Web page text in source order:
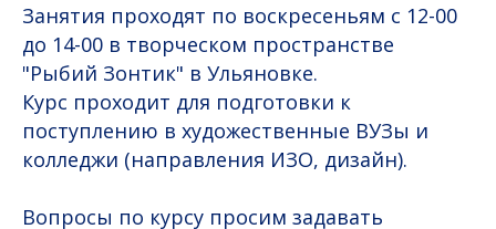
Занятия проходят по воскресеньям с 12-00
до 14-00 в творческом пространстве
"Рыбий Зонтик" в Ульяновке.
Курс проходит для подготовки к
поступлению в художественные ВУЗы и
колледжи (направления ИЗО, дизайн).
Вопросы по курсу просим задавать